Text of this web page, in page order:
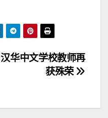
汉华中文学校教师再
获殊荣